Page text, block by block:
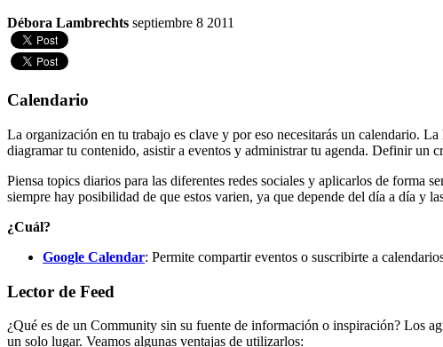
Débora Lambrechts septiembre 8 2011
Calendario
La organización en tu trabajo es clave y por eso necesitarás un calendario.
diagramar tu contenido, asistir a eventos y administrar tu agenda. Definir un
Piensa topics diarios para las diferentes redes sociales y aplicarlos de forma
siempre hay posibilidad de que estos varien, ya que depende del día a día y
¿Cuál?
Google Calendar: Permite compartir eventos o suscribirte a
Lector de Feed
¿Qué es de un Community sin su fuente de información o inspiración? Los
un solo lugar. Veamos algunas ventajas de utilizarlos: